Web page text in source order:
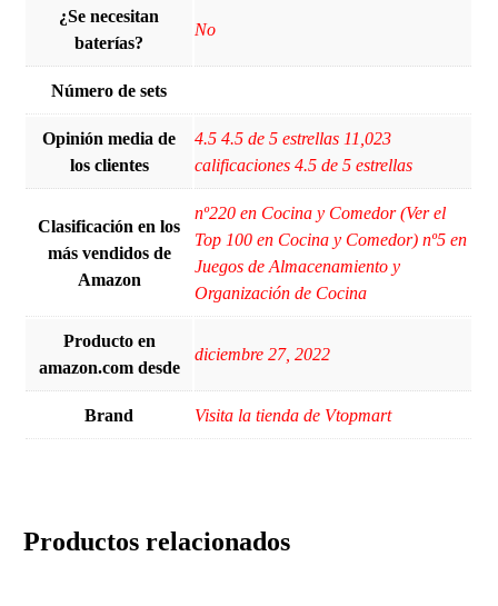
¿Se necesitan
baterías?
‎No
Número de sets
Opinión media de
los clientes
4.5 4.5 de 5 estrellas 11,023
calificaciones 4.5 de 5 estrellas
Clasificación en los
más vendidos de
Amazon
nº220 en Cocina y Comedor (Ver el
Top 100 en Cocina y Comedor) nº5 en
Juegos de Almacenamiento y
Organización de Cocina
Producto en
amazon.com desde
diciembre 27, 2022
Brand Visita la tienda de Vtopmart
Productos relacionados